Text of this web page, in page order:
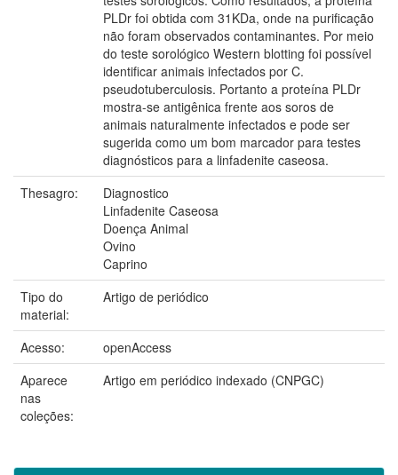
PLDr foi obtida com 31KDa, onde na purificação
não foram observados contaminantes. Por meio
do teste sorológico Western blotting foi possível
identificar animais infectados por C.
pseudotuberculosis. Portanto a proteína PLDr
mostra-se antigênica frente aos soros de
animais naturalmente infectados e pode ser
sugerida como um bom marcador para testes
diagnósticos para a linfadenite caseosa.
Thesagro:
Diagnostico
Linfadenite Caseosa
Doença Animal
Ovino
Caprino
Tipo do
material:
Artigo de periódico
Acesso:
openAccess
Aparece
nas
coleções:
Artigo em periódico indexado (CNPGC)